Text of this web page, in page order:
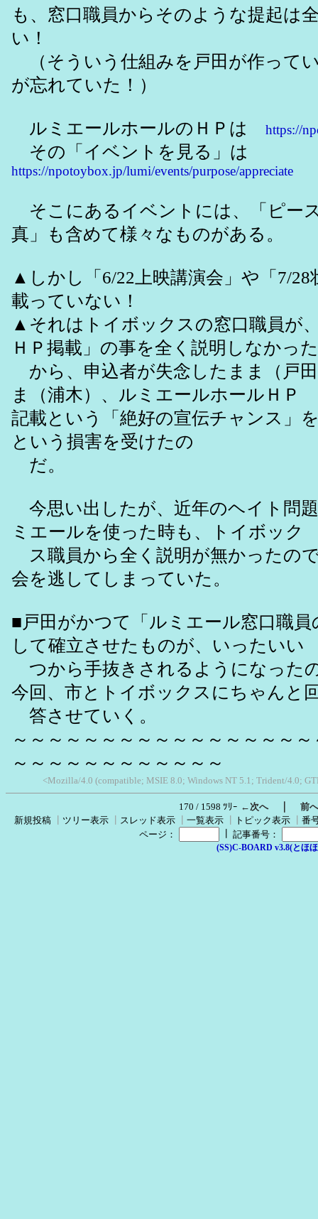
も、窓口職員からそのような提起は
い！
（そういう仕組みを戸田が作って
が忘れていた！）
ルミエールホールのＨＰは https://
その「イベントを見る」は
https://npotoybox.jp/lumi/events/purpose/appreciate
そこにあるイベントには、「ピー
真」も含めて様々なものがある。
▲しかし「6/22上映講演会」や「7/28
載っていない！
▲それはトイボックスの窓口職員が
ＨＰ掲載」の事を全く説明しなかった
から、申込者が失念したまま（戸
ま（浦木）、ルミエールホールＨＰ
記載という「絶好の宣伝チャンス」
という損害を受けたの
だ。
今思い出したが、近年のヘイト問
ミエールを使った時も、トイボック
ス職員から全く説明が無かったの
会を逃してしまっていた。
■戸田がかつて「ルミエール窓口職員
して確立させたものが、いったいい
つから手抜きされるようになった
今回、市とトイボックスにちゃんと
答させていく。
～～～～～～～～～～～～～～～～
～～～～～～～～～～～～
<Mozilla/4.0 (compatible; MSIE 8.0; Windows NT 5.1; Trident/4.0;
170 / 1598 ﾂﾘｰ ←次へ｜ 前
新規投稿
ツリー表示 スレッド表示 一覧表示 トピック表示
番
ページ：
記事番号：
(SS)C-BOARD v3.8(とほ